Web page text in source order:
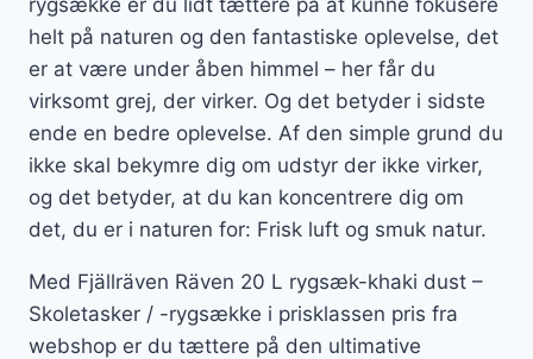
helt på naturen og den fantastiske oplevelse, det
er at være under åben himmel – her får du
virksomt grej, der virker. Og det betyder i sidste
ende en bedre oplevelse. Af den simple grund du
ikke skal bekymre dig om udstyr der ikke virker,
og det betyder, at du kan koncentrere dig om
det, du er i naturen for: Frisk luft og smuk natur.
Med Fjällräven Räven 20 L rygsæk-khaki dust –
Skoletasker / -rygsække i prisklassen pris fra
webshop er du tættere på den ultimative